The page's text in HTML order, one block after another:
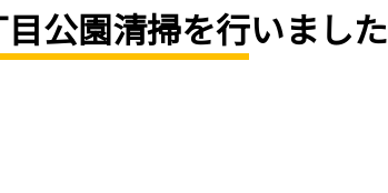
公園清掃を行いました